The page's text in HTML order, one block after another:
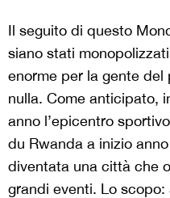
Il seguito di questo
siano stati
enorme per la gente del
nulla. Come anticipato,
anno l’epicentro
du Rwanda a inizio
diventata una città che
grandi eventi. Lo